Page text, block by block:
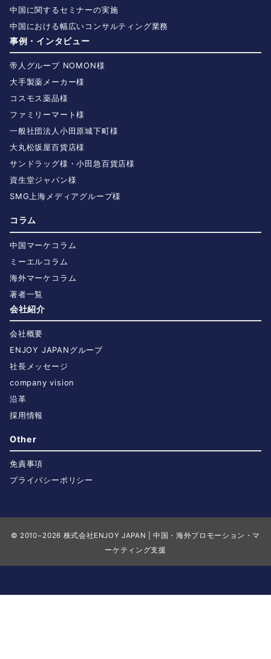
中国に関するセミナーの実施
中国における幅広いコンサルティング業務
事例・インタビュー
帝人グループ NOMON様
大手製薬メーカー様
コスモス薬品様
ファミリーマート様
一般社団法人小田原城下町様
大丸松坂屋百貨店様
サンドラッグ様・小田急百貨店様
資生堂ジャパン様
SMG上海メディアグループ様
コラム
中国マーケコラム
ミーエルコラム
海外マーケコラム
著者一覧
会社紹介
会社概要
ENJOY JAPANグループ
社長メッセージ
company vision
沿革
採用情報
Other
免責事項
プライバシーポリシー
© 2010−2026 株式会社ENJOY JAPAN | 中国・海外プロモーション・マ
ーケティング支援